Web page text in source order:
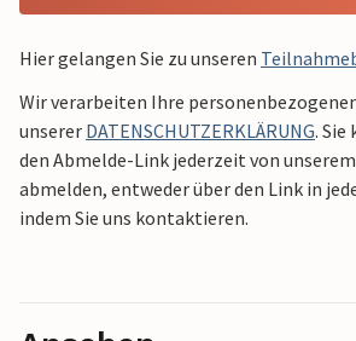
Hier gelangen Sie zu unseren
Wir verarbeiten Ihre
unserer DATENSCHUTZERKLÄRUNG. Sie
den Abmelde-Link jederzeit von
abmelden, entweder über den Link in
indem Sie uns kontaktieren.